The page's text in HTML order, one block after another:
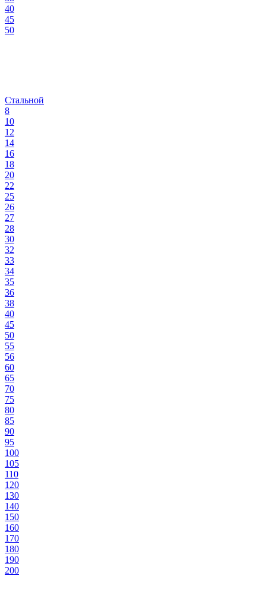
40
45
50
Стальной
8
10
12
14
16
18
20
22
25
26
27
28
30
32
33
34
35
36
38
40
45
50
55
56
60
65
70
75
80
85
90
95
100
105
110
120
130
140
150
160
170
180
190
200